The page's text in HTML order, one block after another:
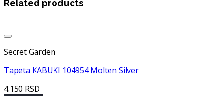
Related products
Secret Garden
Tapeta KABUKI 104954 Molten Silver
4.150 RSD